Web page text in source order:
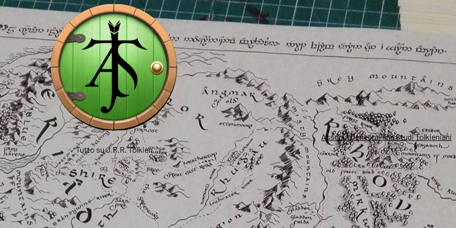
Associazione Italiana Studi Tolkieniani
Tutto su J.R.R. Tolkien